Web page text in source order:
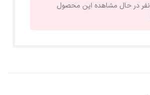
نفر در حال مشاهده این محصول